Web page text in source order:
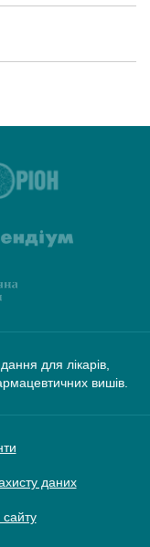
для лікарів,
вишів.
даних